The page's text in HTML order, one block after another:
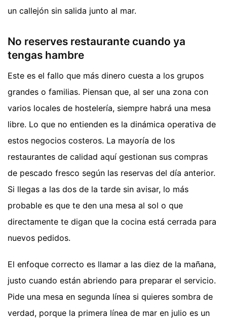
un callejón sin salida junto al mar.
No reserves restaurante cuando ya
tengas hambre
Este es el fallo que más dinero cuesta a los grupos
grandes o familias. Piensan que, al ser una zona con
varios locales de hostelería, siempre habrá una mesa
libre. Lo que no entienden es la dinámica operativa de
estos negocios costeros. La mayoría de los
restaurantes de calidad aquí gestionan sus compras
de pescado fresco según las reservas del día anterior.
Si llegas a las dos de la tarde sin avisar, lo más
probable es que te den una mesa al sol o que
directamente te digan que la cocina está cerrada para
nuevos pedidos.
El enfoque correcto es llamar a las diez de la mañana,
justo cuando están abriendo para preparar el servicio.
Pide una mesa en segunda línea si quieres sombra de
verdad, porque la primera línea de mar en julio es un